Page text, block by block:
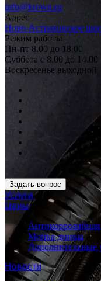
info@krown.ru
Адрес
Ново-Астраханское
Режим работы
Пн-пт 8.00 до 18.00
Суббота с 8.00 до 14.00
Воскресенье выходной
Задать вопрос
Услуги
Цены
Антикоррозийная
Мойка днища
Дополнительные
Новости